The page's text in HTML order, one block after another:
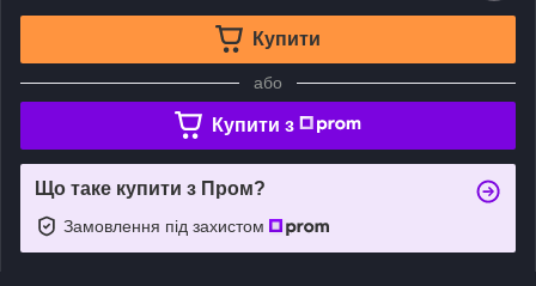
Купити
або
Купити з
Що таке купити з Пром?
Замовлення під захистом